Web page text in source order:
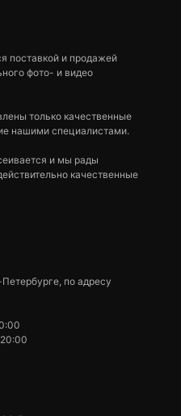
поставкой и продажей
фото- и видео
только качественные
нашими специалистами.
и мы рады
качественные
по адресу